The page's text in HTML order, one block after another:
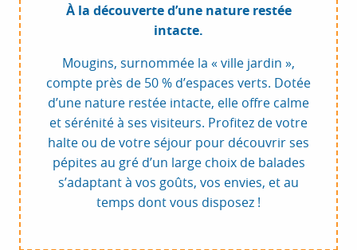
À la découverte d’une nature restée
intacte.
Mougins, surnommée la « ville jardin »,
compte près de 50 % d’espaces verts. Dotée
d’une nature restée intacte, elle offre calme
et sérénité à ses visiteurs. Profitez de votre
halte ou de votre séjour pour découvrir ses
pépites au gré d’un large choix de balades
s’adaptant à vos goûts, vos envies, et au
temps dont vous disposez !
2